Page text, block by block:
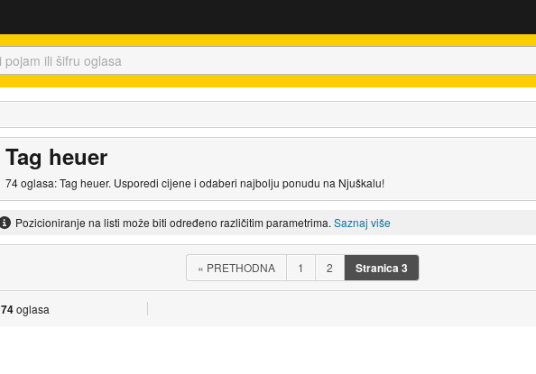
Tag heuer
74 oglasa: Tag heuer. Usporedi cijene i odaberi najbolju ponudu na Njuškalu!
Pozicioniranje na listi može biti određeno različitim parametrima. Saznaj više
« PRETHODNA 1 2 Stranica3
74oglasa